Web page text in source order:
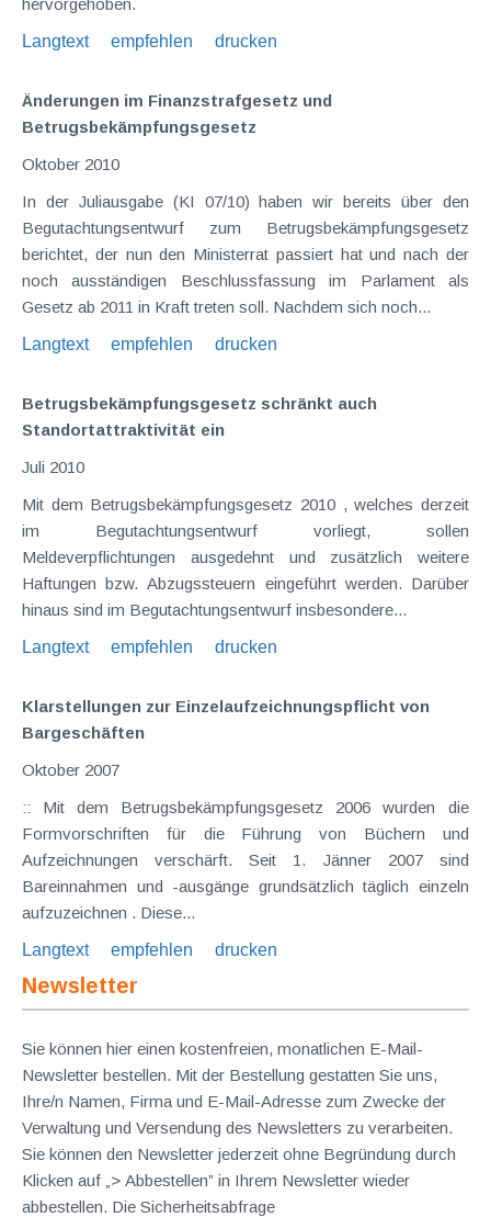
Langtext
empfehlen drucken
Änderungen im Finanzstrafgesetz und
Betrugsbekämpfungsgesetz
Oktober 2010
In der Juliausgabe (KI 07/10) haben wir bereits über den
Begutachtungsentwurf zum Betrugsbekämpfungsgesetz
berichtet, der nun den Ministerrat passiert hat und nach der
noch ausständigen Beschlussfassung im Parlament als
Gesetz ab 2011 in Kraft treten soll. Nachdem sich noch...
Langtext
empfehlen drucken
Betrugsbekämpfungsgesetz schränkt auch
Standortattraktivität ein
Juli 2010
Mit dem Betrugsbekämpfungsgesetz 2010 , welches derzeit
im Begutachtungsentwurf vorliegt, sollen
Meldeverpflichtungen ausgedehnt und zusätzlich weitere
Haftungen bzw. Abzugssteuern eingeführt werden. Darüber
hinaus sind im Begutachtungsentwurf insbesondere...
Langtext
empfehlen drucken
Klarstellungen zur Einzelaufzeichnungspflicht von
Bargeschäften
Oktober 2007
:: Mit dem Betrugsbekämpfungsgesetz 2006 wurden die
Formvorschriften für die Führung von Büchern und
Aufzeichnungen verschärft. Seit 1. Jänner 2007 sind
Bareinnahmen und -ausgänge grundsätzlich täglich einzeln
aufzuzeichnen . Diese...
Langtext
empfehlen drucken
Newsletter
Sie können hier einen kostenfreien, monatlichen E-Mail-
Newsletter bestellen. Mit der Bestellung gestatten Sie uns,
Ihre/n Namen, Firma und E-Mail-Adresse zum Zwecke der
Verwaltung und Versendung des Newsletters zu verarbeiten.
Sie können den Newsletter jederzeit ohne Begründung durch
Klicken auf „> Abbestellen” in Ihrem Newsletter wieder
abbestellen. Die Sicherheitsabfrage